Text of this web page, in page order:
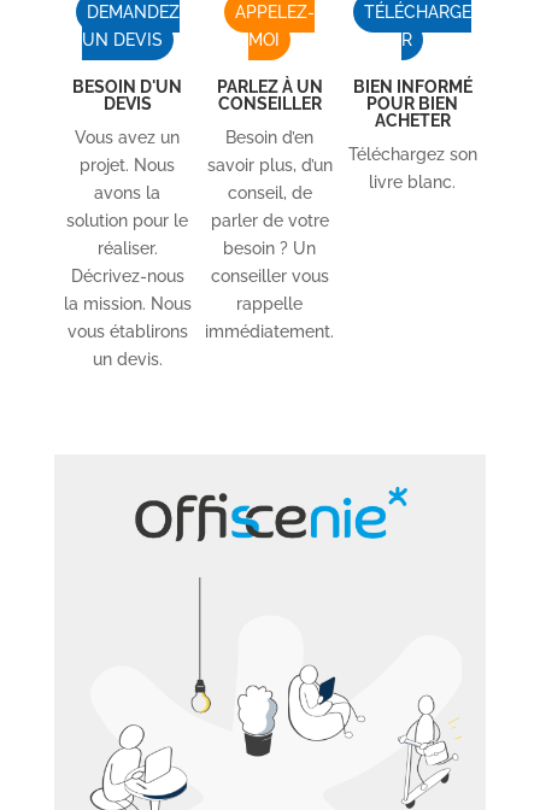
DEMANDEZ
UN DEVIS
BESOIN D'UN
DEVIS
Vous avez un
projet. Nous
avons la
solution pour le
réaliser.
Décrivez-nous
la mission. Nous
vous établirons
un devis.
APPELEZ-
MOI
PARLEZ À UN
CONSEILLER
Besoin d’en
savoir plus, d’un
conseil, de
parler de votre
besoin ? Un
conseiller vous
rappelle
immédiatement.
TÉLÉCHARGE
R
BIEN INFORMÉ
POUR BIEN
ACHETER
Téléchargez son
livre blanc.